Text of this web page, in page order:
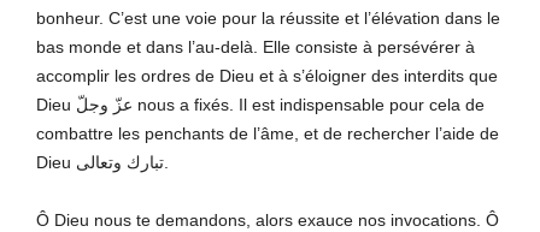
bonheur. C’est une voie pour la réussite et l’élévation dans le
bas monde et dans l’au-delà. Elle consiste à persévérer à
accomplir les ordres de Dieu et à s’éloigner des interdits que
Dieu عزّ وجلّ nous a fixés. Il est indispensable pour cela de
combattre les penchants de l’âme, et de rechercher l’aide de
Ô Dieu nous te demandons, alors exauce nos invocations. Ô